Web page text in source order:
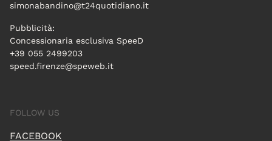
simonabandino@t24quotidiano.it
Pubblicità:
Concessionaria esclusiva SpeeD
+39 055 2499203
speed.firenze@speweb.it
FOLLOW US
FACEBOOK